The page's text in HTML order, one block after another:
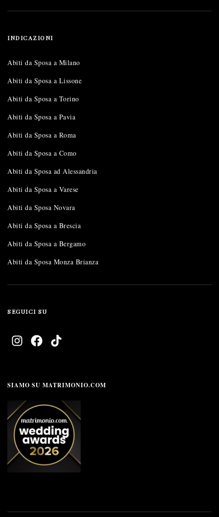
INDICAZIONI
Abiti da Sposa a Milano
Abiti da Sposa a Lissone
Abiti da Sposa a Torino
Abiti da Sposa a Pavia
Abiti da Sposa a Roma
Abiti da Sposa a Como
Abiti da Sposa ad Alessandria
Abiti da Sposa a Varese
Abiti da Sposa Novara
Abiti da Sposa a Brescia
Abiti da Sposa a Bergamo
Abiti da Sposa Monza Brianza
SEGUICI SU
SIAMO SU MATRIMONIO.COM